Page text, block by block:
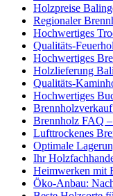
Holzpreise
Regionaler
Hochwertiges
Qualitäts-
Hochwertiges
Holzlieferung
Qualitäts-
Hochwertiges
Brennholz FAQ
Lufttrockenes
Optimale
Ihr
Heimwerken mit
Öko-Anbau: